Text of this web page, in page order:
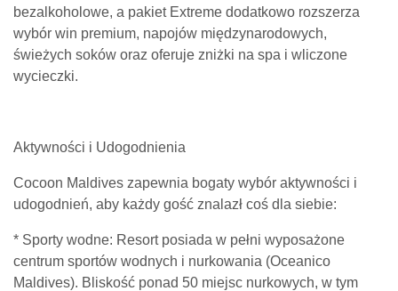
bezalkoholowe, a pakiet Extreme dodatkowo rozszerza
wybór win premium, napojów międzynarodowych,
świeżych soków oraz oferuje zniżki na spa i wliczone
wycieczki.
Aktywności i Udogodnienia
Cocoon Maldives zapewnia bogaty wybór aktywności i
udogodnień, aby każdy gość znalazł coś dla siebie:
* Sporty wodne: Resort posiada w pełni wyposażone
centrum sportów wodnych i nurkowania (Oceanico
Maldives). Bliskość ponad 50 miejsc nurkowych, w tym